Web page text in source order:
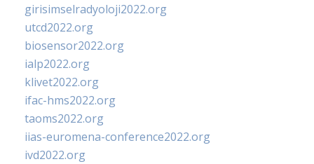
girisimselradyoloji2022.org
utcd2022.org
biosensor2022.org
ialp2022.org
klivet2022.org
ifac-hms2022.org
taoms2022.org
iias-euromena-conference2022.org
ivd2022.org